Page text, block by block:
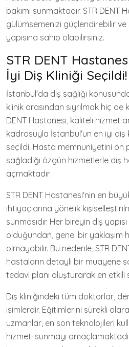
bakımı sunmaktadır. STR
gülümsemenizi güçlendirebilir ve
yapısına sahip olabilirsiniz.
STR DENT
İyi Diş Kliniği Seçildi!
İstanbul'da diş sağlığı
klinik arasından sıyrılmak hiç de
DENT Hastanesi, kaliteli hizmet
kadrosuyla İstanbul'un en iyi diş
seçildi. Hasta memnuniyetini ön
sağladığı özgün hizmetlerle diş
açmaktadır.
STR DENT Hastanesi'nin en
ihtiyaçlarına yönelik
sunmasıdır. Her bireyin diş
olduğundan, genel bir yaklaşım
olmayabilir. Bu nedenle, STR
hastaların detaylı bir muayene
tedavi planı oluşturarak en etkili
Diş kliniğindeki tüm doktorlar,
isimlerdir. Eğitimlerini sürekli
uzmanlar, en son teknolojileri
hizmeti sunmayı